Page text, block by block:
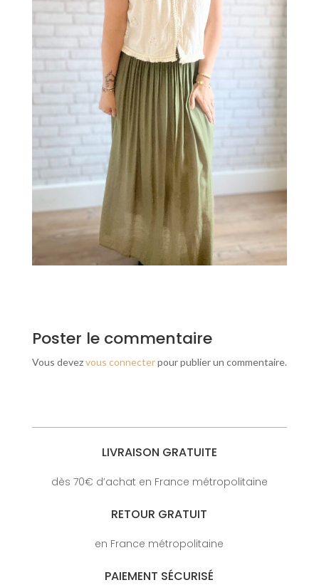
Poster le commentaire
Vous devezvous connecterpour publier un commentaire.
LIVRAISON GRATUITE
dès 70€ d’achat en France métropolitaine
RETOUR GRATUIT
en France métropolitaine
PAIEMENT SÉCURISÉ